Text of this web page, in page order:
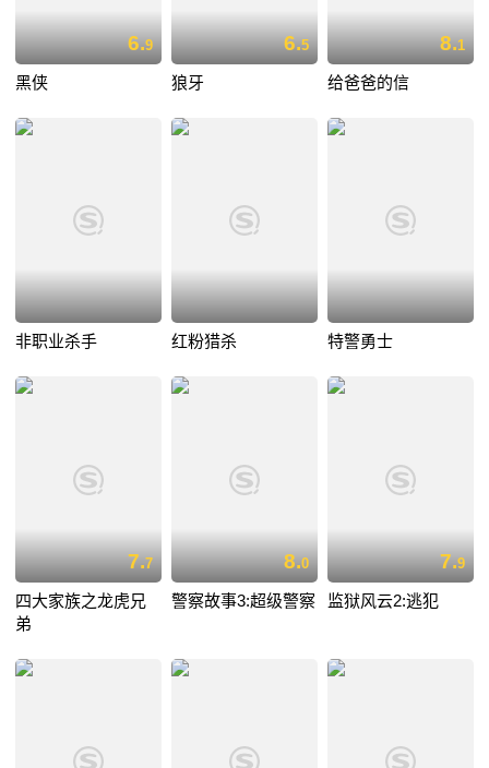
6.9
黑侠
6.5
狼牙
8.1
给爸爸的信
非职业杀手 红粉猎杀 特警勇士
7.7
四大家族之龙虎兄
弟
8.0
警察故事3:超级警察
7.9
监狱风云2:逃犯